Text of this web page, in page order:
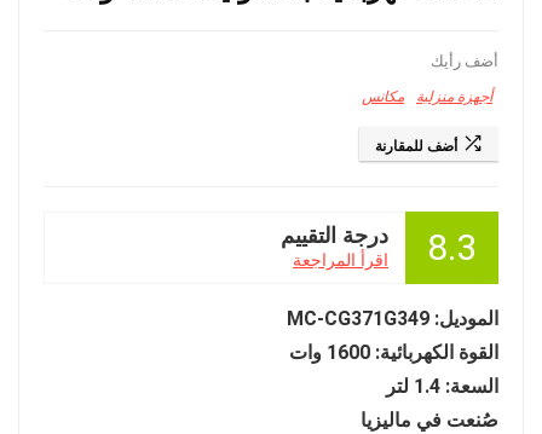
أضف رأيك
أجهزة منزلية مكانس
أضف للمقارنة
8.3 درجة التقييم
اقرأ المراجعة
الموديل: MC-CG371G349
القوة الكهربائية: 1600 وات
السعة: 1.4 لتر
صُنعت في ماليزيا